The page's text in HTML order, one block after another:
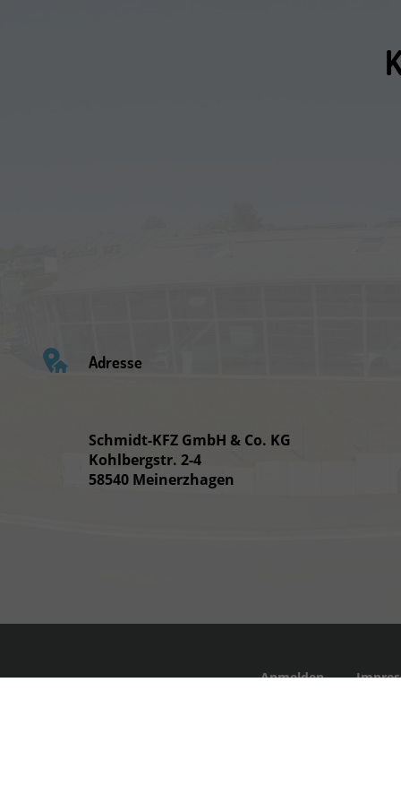
Adresse
Schmidt-KFZ GmbH & Co. KG
Kohlbergstr. 2-4
58540 Meinerzhagen
Anmelden